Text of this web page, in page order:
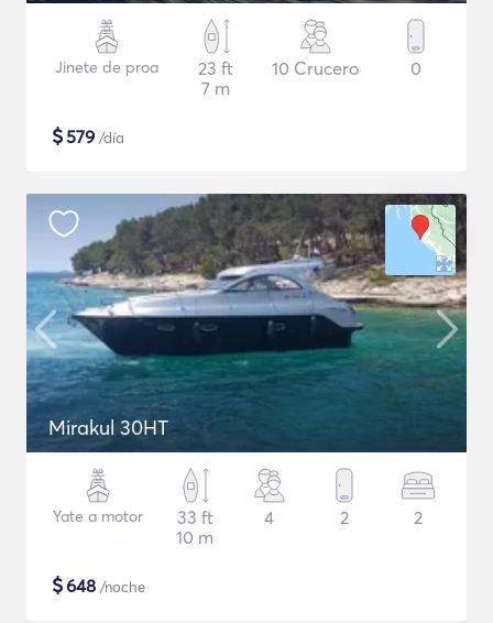
Jinete de proa
23 ft
7 m
10 Crucero 0
$579 /día
Mirakul 30HT
Yate a motor
33 ft
10 m
4 2 2
$648 /noche